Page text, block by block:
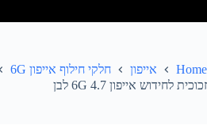
Home אייפון
חלקי חילוף אייפון 6G
זכוכית לחידוש אייפון 6G 4.7 לבן